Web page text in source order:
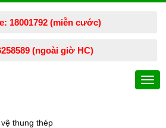
18001792 (miễn cước)
(ngoài giờ HC)
thung thép